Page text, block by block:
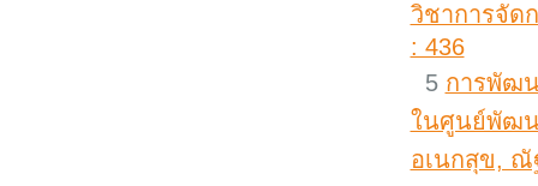
วิชาการจัด
: 436
5 การพัฒ
ในศูนย์พัฒน
อเนกสุข, ณั